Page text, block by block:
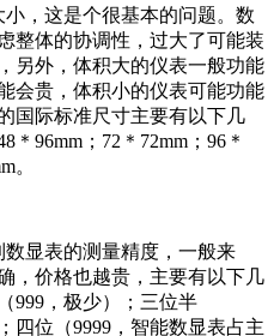
，这是个很基本的问题。数
整体的协调性，过大了可能装
另外，体积大的仪表一般功能
会贵，体积小的仪表可能功能
国际标准尺寸主要有以下几
＊96mm；72＊72mm；96＊
。
显表的测量精度，一般来
，价格也越贵，主要有以下几
999，极少）；三位半
四位（9999，智能数显表占主